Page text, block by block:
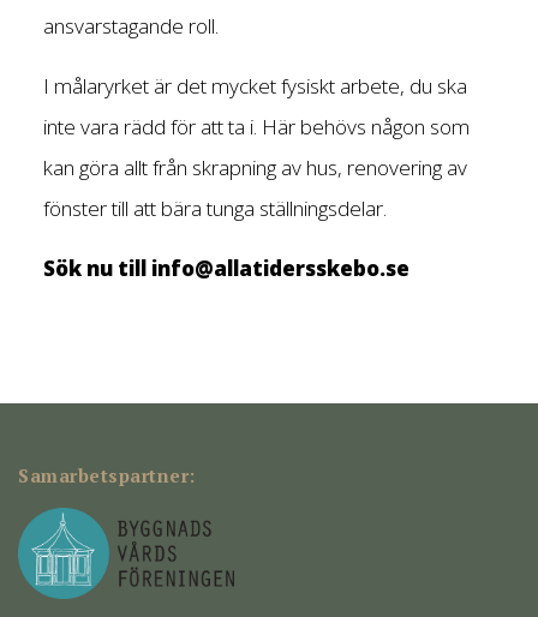
ansvarstagande roll.
I målaryrket är det mycket fysiskt arbete, du ska
inte vara rädd för att ta i. Här behövs någon som
kan göra allt från skrapning av hus, renovering av
fönster till att bära tunga ställningsdelar.
Sök nu till info@allatidersskebo.se
Samarbetspartner: